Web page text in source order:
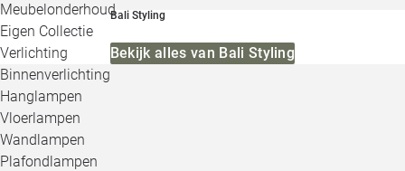
Meubelonderhoud
Eigen Collectie
Verlichting
Binnenverlichting
Hanglampen
Vloerlampen
Wandlampen
Plafondlampen
Bali Styling
Bekijk alles van Bali Styling